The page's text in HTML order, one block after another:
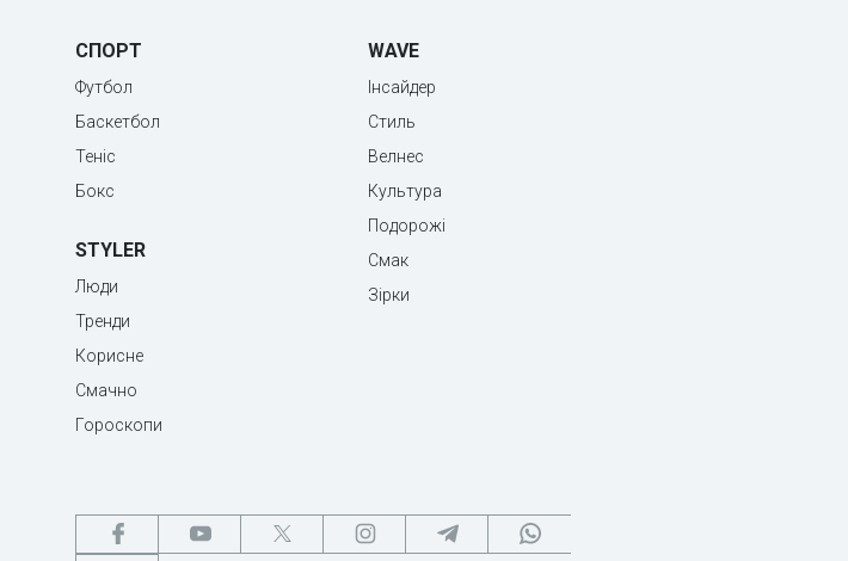
СПОРТ
Футбол
Баскетбол
Теніс
Бокс
STYLER
Люди
Тренди
Корисне
Смачно
Гороскопи
WAVE
Інсайдер
Стиль
Велнес
Культура
Подорожі
Смак
Зірки